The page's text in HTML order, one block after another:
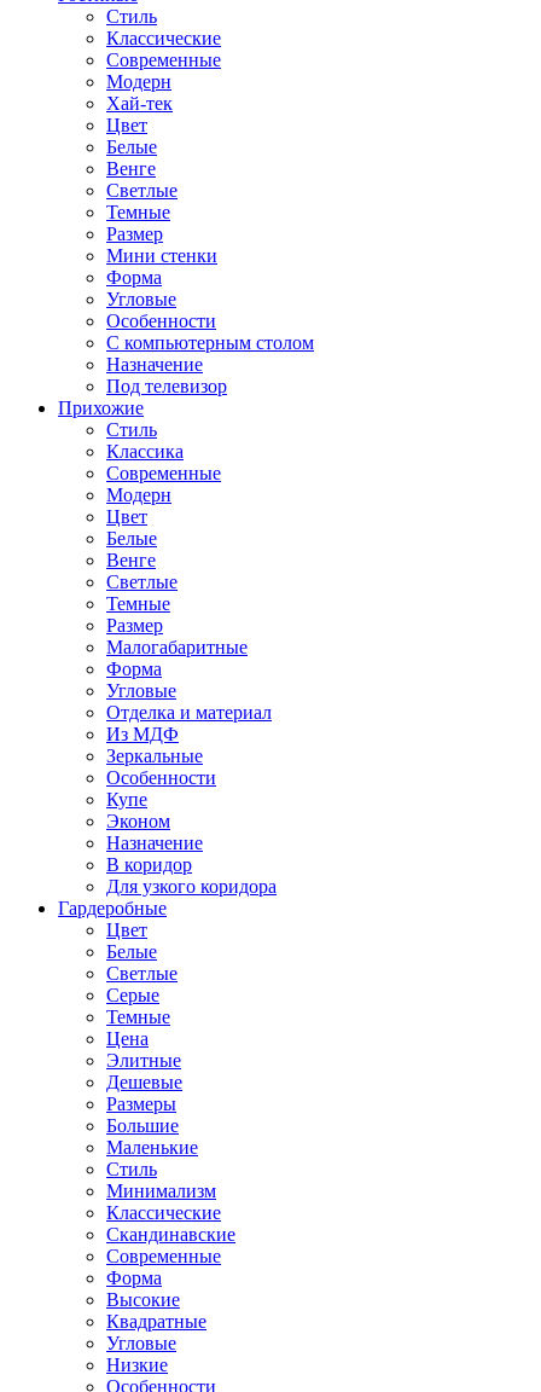
Стиль
Классические
Современные
Модерн
Хай-тек
Цвет
Белые
Венге
Светлые
Темные
Размер
Мини стенки
Форма
Угловые
Особенности
С компьютерным столом
Назначение
Под телевизор
Прихожие
Стиль
Классика
Современные
Модерн
Цвет
Белые
Венге
Светлые
Темные
Размер
Малогабаритные
Форма
Угловые
Отделка и материал
Из МДФ
Зеркальные
Особенности
Купе
Эконом
Назначение
В коридор
Для узкого коридора
Гардеробные
Цвет
Белые
Светлые
Серые
Темные
Цена
Элитные
Дешевые
Размеры
Большие
Маленькие
Стиль
Минимализм
Классические
Скандинавские
Современные
Форма
Высокие
Квадратные
Угловые
Низкие
Особенности